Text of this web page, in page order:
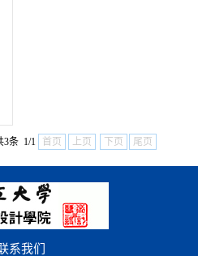
升级，汇集基础研究与应
用研究相融合的创新资
机、物理、数学、材料学
和机械等学科交叉融合创
新，实现青岛市智能交互
产品设计工程关键技术的
3条 1/1 首页 上页 下页 尾页
系我们